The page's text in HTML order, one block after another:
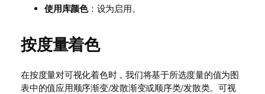
使用库颜色：设为启用。
按度量着色
在按度量对可视化着色时，我们将基于所选度量的值为图
表中的值应用顺序渐变/发散渐变或顺序类/发散类。可视